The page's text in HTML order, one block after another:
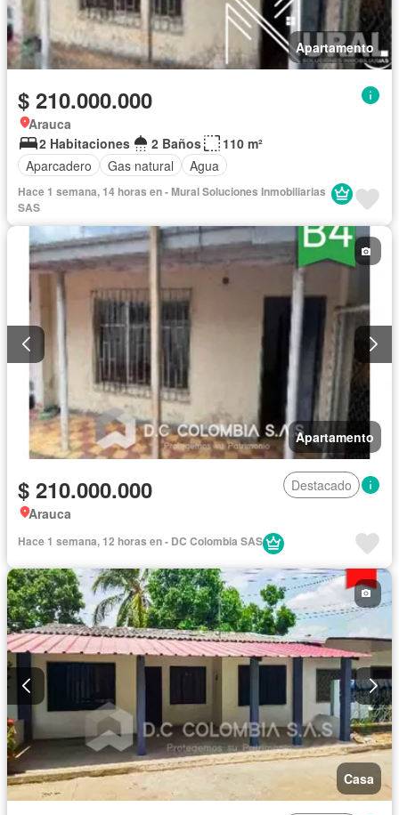
Apartamento
$ 210.000.000
Arauca
2 Habitaciones
2 Baños
110 m²
Aparcadero
Gas natural Agua
Hace 1 semana, 14 horas en - Mural Soluciones Inmobiliarias
SAS
Apartamento
$ 210.000.000
Destacado
Arauca
Hace 1 semana, 12 horas en - DC Colombia SAS
Casa